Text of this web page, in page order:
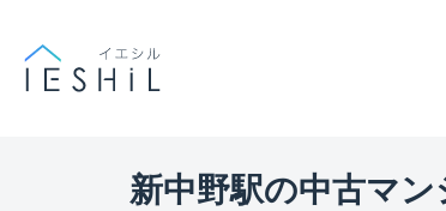
新中野駅の中古マ